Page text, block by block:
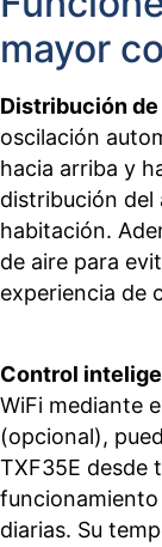
mayor
Distribución
oscilación
hacia arriba y
distribución del
habitación.
de aire para
experiencia de
Control
WiFi mediante
(opcional),
TXF35E desde
funcionamiento
diarias. Su